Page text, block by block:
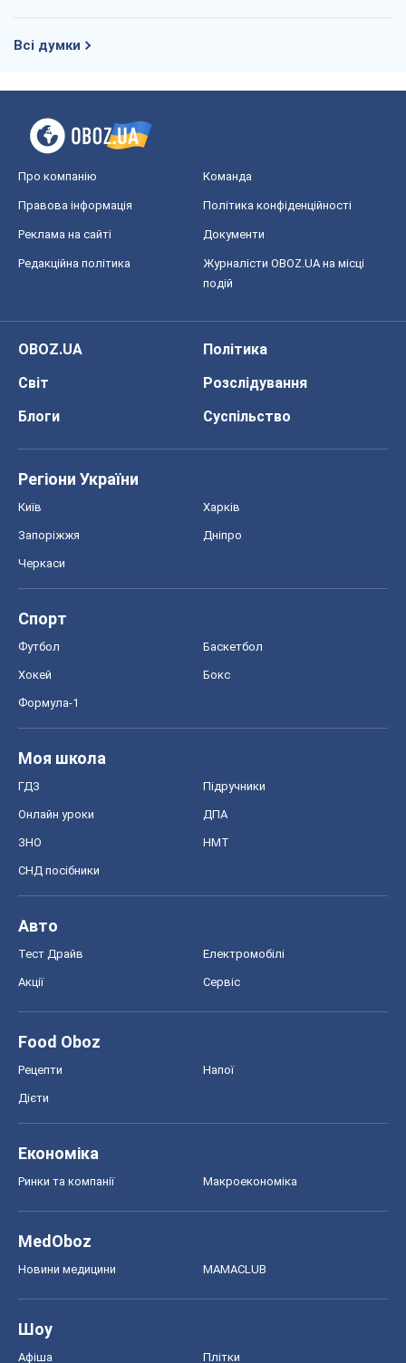
Всі думки
Про компанію Команда
Правова інформація Політика конфіденційності
Реклама на сайті Документи
Редакційна політика
Журналісти OBOZ.UA на місці
подій
OBOZ.UA
Політика
Світ
Розслідування
Блоги
Суспільство
Регіони України
Київ Харків
Запоріжжя Дніпро
Черкаси
Спорт
Футбол Баскетбол
Хокей Бокс
Формула-1
Моя школа
ГДЗ Підручники
Онлайн уроки ДПА
ЗНО НМТ
СНД посібники
Авто
Тест Драйв Електромобілі
Акції Сервіс
Food Oboz
Рецепти Напої
Дієти
Економіка
Ринки та компанії Макроекономіка
MedOboz
Новини медицини MAMACLUB
Шоу
Афіша Плітки